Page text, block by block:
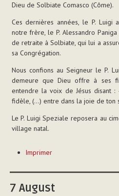
Dieu de Solbiate Comasco (Côme).
Ces dernières années, le P. Luigi
notre frère, le P. Alessandro
de retraite à Solbiate, qui lui a
sa Congrégation.
Nous confions au Seigneur le P.
demeure que Dieu offre à ses
entendre la voix de Jésus disant
fidèle, (...) entre dans la joie de ton
Le P. Luigi Speziale reposera au
village natal.
sur
document
Imprimer
7 August